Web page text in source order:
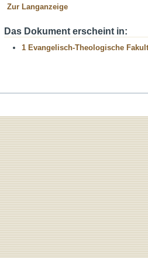
Zur Langanzeige
Das Dokument erscheint in:
1 Evangelisch-Theologische